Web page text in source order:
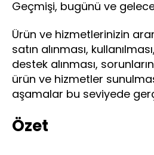
Geçmişi, bugünü ve
Ürün ve hizmetlerinizin
satın alınması,
destek alınması,
ürün ve hizmetler
aşamalar bu seviyede
Özet